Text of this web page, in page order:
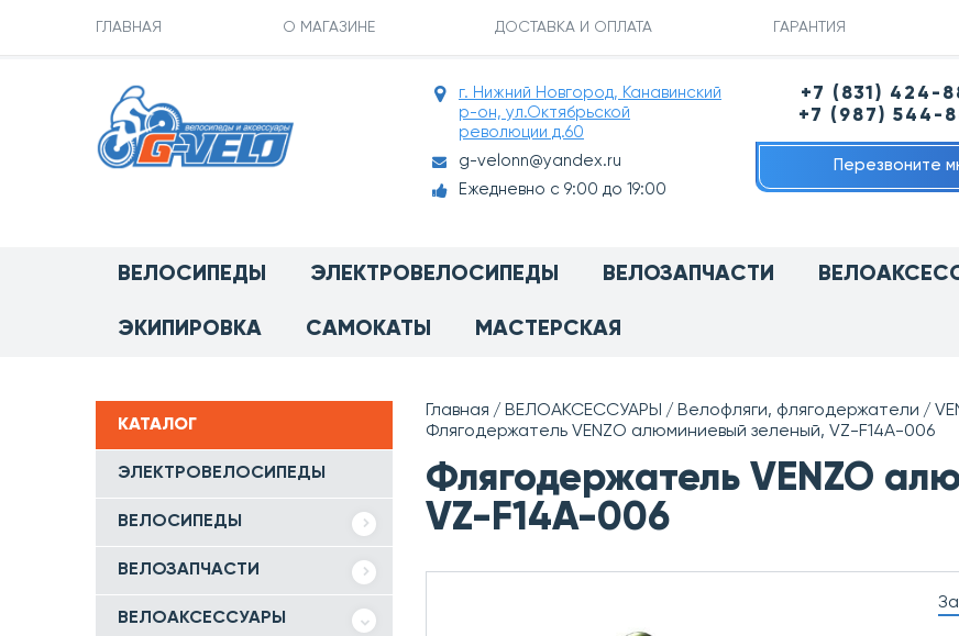
ГЛАВНАЯ О МАГАЗИНЕ ДОСТАВКА И ОПЛАТА ГАРАНТИЯ
г. Нижний Новгород, Канавинский
р-он, ул.Октябрьской
революции д.60
g-velonn@yandex.ru
Ежедневно с 9:00 до 19:00
+7 (831) 424-
+7 (987) 544-
Перезвоните
ВЕЛОСИПЕДЫ ЭЛЕКТРОВЕЛОСИПЕДЫ ВЕЛОЗАПЧАСТИ
ЭКИПИРОВКА САМОКАТЫ МАСТЕРСКАЯ
КАТАЛОГ
ЭЛЕКТРОВЕЛОСИПЕДЫ
ВЕЛОСИПЕДЫ
ВЕЛОЗАПЧАСТИ
ВЕЛОАКСЕССУАРЫ
Главная ВЕЛОАКСЕССУАРЫ Велофляги, флягодержатели
Флягодержатель VENZO алюминиевый зеленый, VZ-F14A-006
Флягодержатель VENZO
VZ-F14A-006